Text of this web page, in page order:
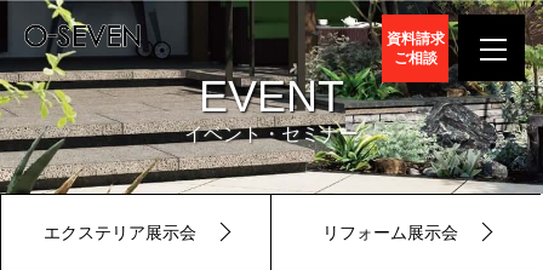
資料請求
ご相談
EVENT
イベント・セミナー
エクステリア展示会 リフォーム展示会